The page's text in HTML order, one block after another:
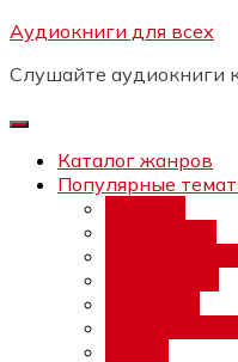
Перейти
содержимому
Аудиокниги для всех
Слушайте аудиокниги
Каталог жанров
Популярные